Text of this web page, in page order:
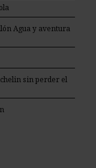
Agua y aventura
sin perder el